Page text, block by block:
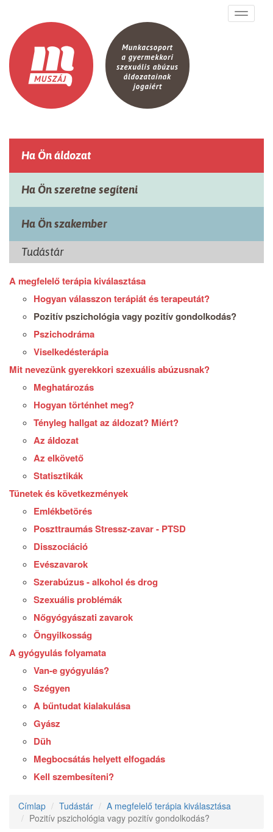
Toggle
Ha Ön áldozat
Ha Ön szeretne segíteni
Ha Ön szakember
Tudástár
A megfelelő terápia kiválasztása
Hogyan válasszon terápiát és terapeutát?
Pozitív pszichológia vagy pozitív gondolkodás?
Pszichodráma
Viselkedésterápia
Mit nevezünk gyerekkori szexuális abúzusnak?
Meghatározás
Hogyan történhet meg?
Tényleg hallgat az áldozat? Miért?
Az áldozat
Az elkövető
Statisztikák
Tünetek és következmények
Emlékbetörés
Poszttraumás Stressz-zavar - PTSD
Disszociáció
Evészavarok
Szerabúzus - alkohol és drog
Szexuális problémák
Nőgyógyászati zavarok
Öngyilkosság
A gyógyulás folyamata
Van-e gyógyulás?
Szégyen
A bűntudat kialakulása
Gyász
Düh
Megbocsátás helyett elfogadás
Kell szembesíteni?
Címlap Tudástár
A megfelelő terápia kiválasztása
Pozitív pszichológia vagy pozitív gondolkodás?